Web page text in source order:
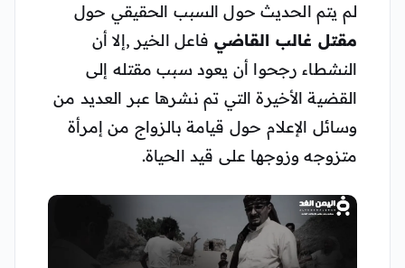
لم يتم الحديث حول السبب الحقيقي حول
مقتل غالب القاضي فاعل الخير ,إلا أن
النشطاء رجحوا أن يعود سبب مقتله إلى
القضية الأخيرة التي تم نشرها عبر العديد من
وسائل الإعلام حول قيامة بالزواج من إمرأة
متزوجه وزوجها على قيد الحياة.